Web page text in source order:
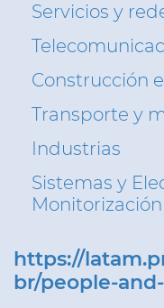
Servicios y
Construcción
Transporte y
Industrias
Sistemas y
https://
br/people-